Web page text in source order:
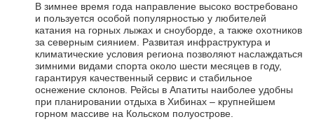
В зимнее время года направление высоко востребовано
и пользуется особой популярностью у любителей
катания на горных лыжах и сноуборде, а также охотников
за северным сиянием. Развитая инфраструктура и
климатические условия региона позволяют наслаждаться
зимними видами спорта около шести месяцев в году,
гарантируя качественный сервис и стабильное
оснежение склонов. Рейсы в Апатиты наиболее удобны
при планировании отдыха в Хибинах – крупнейшем
горном массиве на Кольском полуострове.